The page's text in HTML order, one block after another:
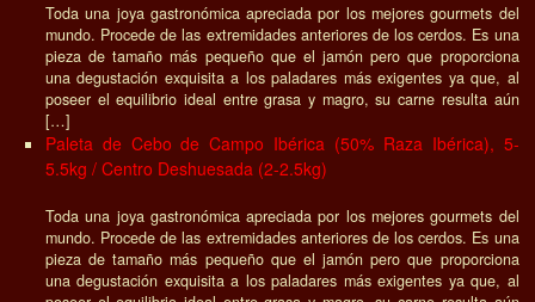
Toda una joya gastronómica apreciada por los mejores gourmets del
mundo. Procede de las extremidades anteriores de los cerdos. Es una
pieza de tamaño más pequeño que el jamón pero que proporciona
una degustación exquisita a los paladares más exigentes ya que, al
poseer el equilibrio ideal entre grasa y magro, su carne resulta aún
[…]
Paleta de Cebo de Campo Ibérica (50% Raza Ibérica), 5-
5.5kg / Centro Deshuesada (2-2.5kg)
Toda una joya gastronómica apreciada por los mejores gourmets del
mundo. Procede de las extremidades anteriores de los cerdos. Es una
pieza de tamaño más pequeño que el jamón pero que proporciona
una degustación exquisita a los paladares más exigentes ya que, al